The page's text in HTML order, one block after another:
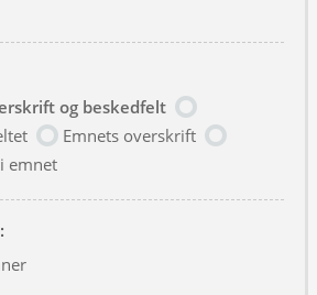
og beskedfelt
Emnets overskrift
emnet